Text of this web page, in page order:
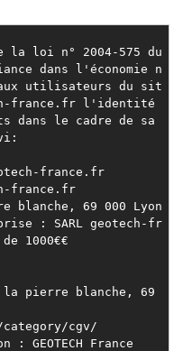
loi n° 2004-575 du
dans l'économie n
utilisateurs du sit
france.fr l'identité
dans le cadre de sa
france.fr
france.fr
blanche, 69 000 Lyon
: SARL geotech-fr
1000€€
la pierre blanche, 69
cgv/
GEOTECH France